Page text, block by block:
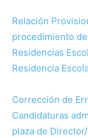
Relación
procedimiento
Residencias
Residencia
Corrección de
Candidaturas
plaza de